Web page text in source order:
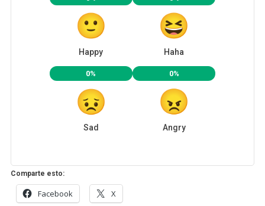
Happy Haha
0%
Sad
0%
Angry
Comparte esto:
Facebook X